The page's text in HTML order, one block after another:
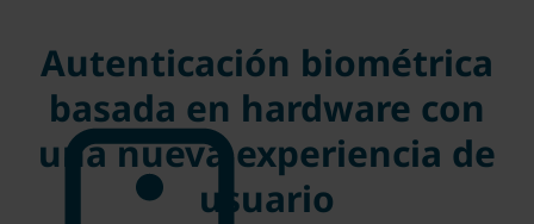
Autenticación biométrica
basada en hardware con
una nueva experiencia de
usuario